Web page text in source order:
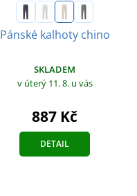
Pánské kalhoty chino
SKLADEM
v úterý 11. 8. u vás
887 Kč
DETAIL